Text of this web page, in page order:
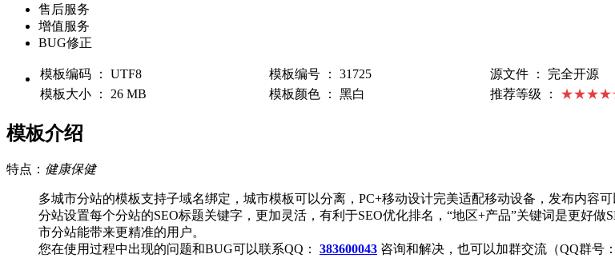
售后服务
增值服务
BUG修正
模板编码 ： UTF8 模板编号 ： 31725 源文件 ： 完全开源
模板大小 ： 26 MB
模板颜色 ： 黑白 推荐等级 ：
模板介绍
特点： 健康保健
多城市分站的模板支持子域名绑定，城市模板可以分离，PC+移动设计完美适配移动设备，发布内容
分站设置每个分站的SEO标题关键字，更加灵活，有利于SEO优化排名，“地区+产品”关键词是更好
市分站能带来更精准的用户。
您在使用过程中出现的问题和BUG可以联系QQ： 383600043 咨询和解决，也可以加群交流（QQ群号：